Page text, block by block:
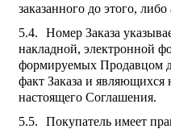
заказанного до этого,
Номер Заказа
накладной, электронной
формируемых Продавцом
факт Заказа и являющихся
настоящего Соглашения.
Покупатель имеет